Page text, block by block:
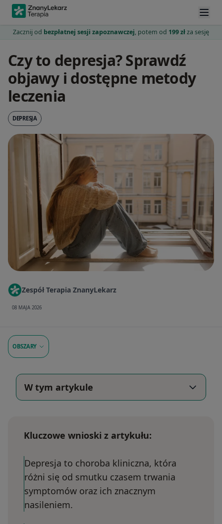
Zacznij od bezpłatnej sesji zapoznawczej, potem od 199 złza sesję
Czy to depresja? Sprawdź
objawy i dostępne metody
leczenia
DEPRESJA
Zespół Terapia ZnanyLekarz
08 MAJA 2026
OBSZARY
W tym artykule
Kluczowe wnioski z artykułu:
Depresja to choroba kliniczna, która
różni się od smutku czasem trwania
symptomów oraz ich znacznym
nasileniem.